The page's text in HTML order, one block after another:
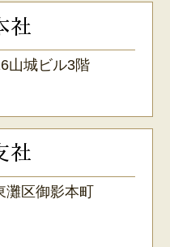
社
山城ビル3階
社
灘区御影本町